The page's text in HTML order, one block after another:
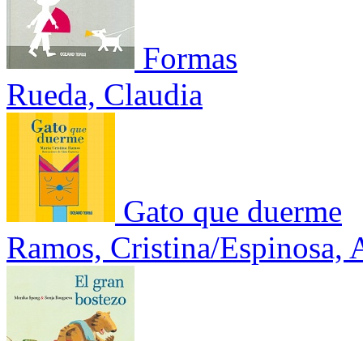
Formas
Rueda, Claudia
Gato que duerme
Ramos, Cristina/Espinosa,